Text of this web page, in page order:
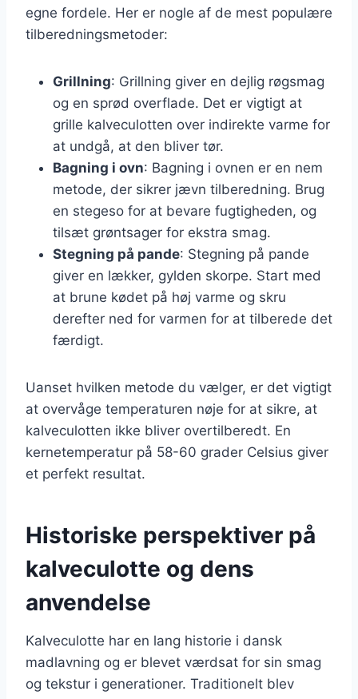
egne fordele. Her er nogle af de mest populære
tilberedningsmetoder:
Grillning: Grillning giver en dejlig røgsmag
og en sprød overflade. Det er vigtigt at
grille kalveculotten over indirekte varme for
at undgå, at den bliver tør.
Bagning i ovn: Bagning i ovnen er en nem
metode, der sikrer jævn tilberedning. Brug
en stegeso for at bevare fugtigheden, og
tilsæt grøntsager for ekstra smag.
Stegning på pande: Stegning på pande
giver en lækker, gylden skorpe. Start med
at brune kødet på høj varme og skru
derefter ned for varmen for at tilberede det
færdigt.
Uanset hvilken metode du vælger, er det vigtigt
at overvåge temperaturen nøje for at sikre, at
kalveculotten ikke bliver overtilberedt. En
kernetemperatur på 58-60 grader Celsius giver
et perfekt resultat.
Historiske perspektiver på
kalveculotte og dens
anvendelse
Kalveculotte har en lang historie i dansk
madlavning og er blevet værdsat for sin smag
og tekstur i generationer. Traditionelt blev